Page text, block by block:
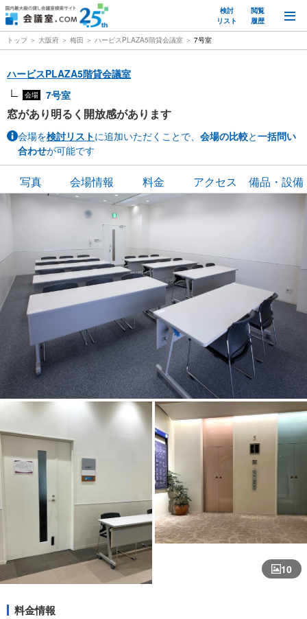
検討
リスト
閲覧
履歴
トップ 大阪府 梅田 ハービスPLAZA5階貸会議室 7号室
ハービスPLAZA5階貸会議室
会場 7号室
窓があり明るく開放感があります
会場を検討リストに追加いただくことで、 会場の比較と一括問い
合わせが可能です
写真 会場情報 料金 アクセス 備品・設備
10
料金情報